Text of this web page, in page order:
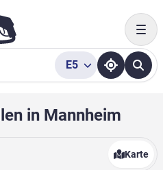
E5
in Mannheim
Karte